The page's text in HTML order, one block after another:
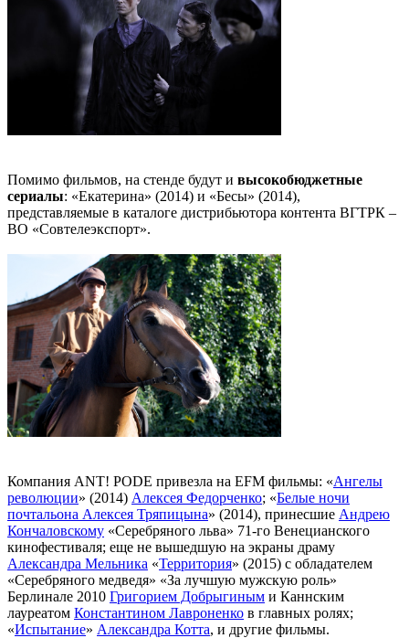
Помимо фильмов, на стенде будут и высокобюджетные
сериалы: «Екатерина» (2014) и «Бесы» (2014),
представляемые в каталоге дистрибьютора контента ВГТРК –
ВО «Совтелеэкспорт».
Компания ANT! PODE привезла на EFM фильмы: «Ангелы
революции» (2014) Алексея Федорченко; «Белые ночи
почтальона Алексея Тряпицына» (2014), принесшие Андрею
Кончаловскому «Серебряного льва» 71-го Венецианского
кинофестиваля; еще не вышедшую на экраны драму
Александра Мельника «Территория» (2015) с обладателем
«Серебряного медведя» «За лучшую мужскую роль»
Берлинале 2010 Григорием Добрыгиным и Каннским
лауреатом Константином Лавроненко в главных ролях;
«Испытание» Александра Котта, и другие фильмы.